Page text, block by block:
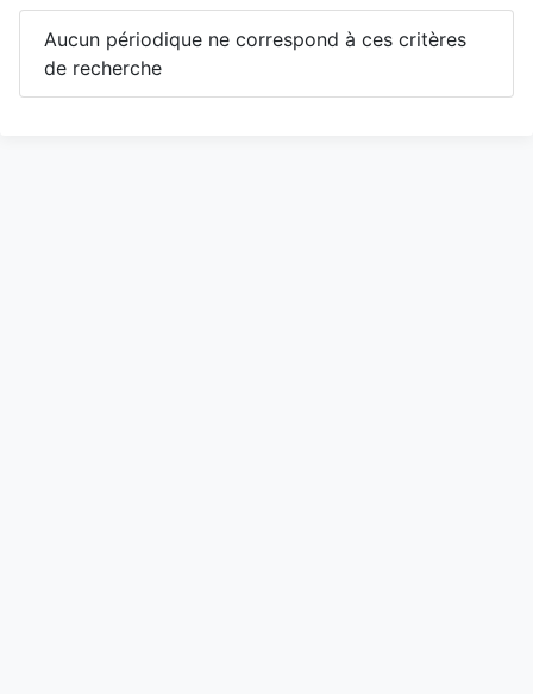
Aucun périodique ne correspond à ces critères
de recherche